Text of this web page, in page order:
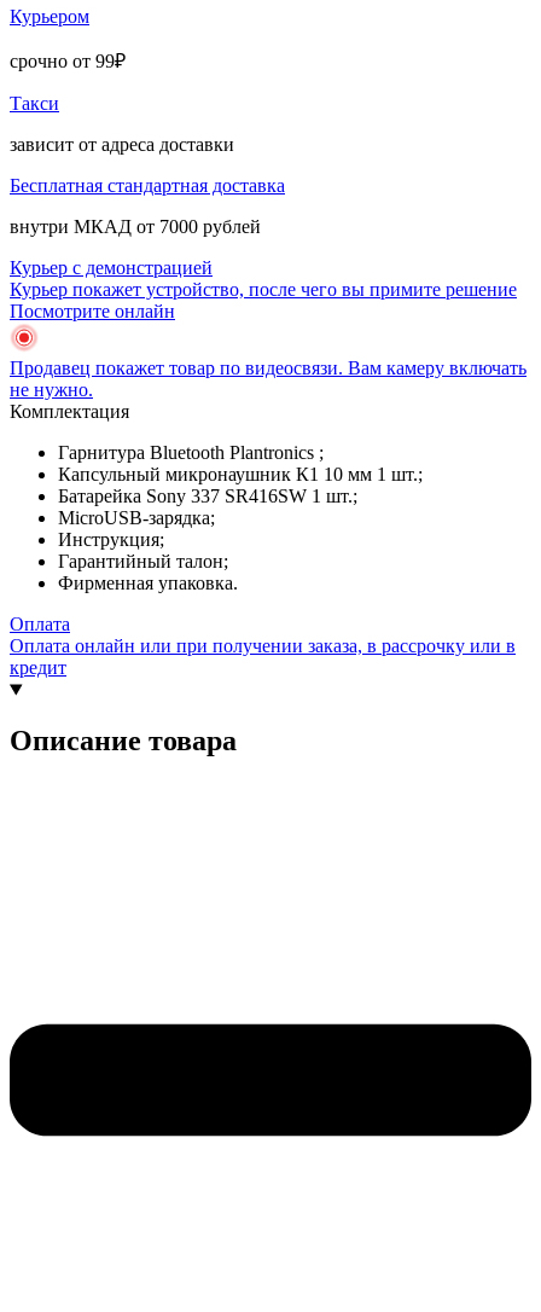
Курьером
срочно от 99₽
Такси
зависит от адреса доставки
Бесплатная стандартная доставка
внутри МКАД от 7000 рублей
Курьер с демонстрацией
Курьер покажет устройство, после чего вы примите решение
Посмотрите онлайн
Продавец покажет товар по видеосвязи. Вам камеру включать
не нужно.
Комплектация
Гарнитура Bluetooth Plantronics ;
Капсульный микронаушник К1 10 мм 1 шт.;
Батарейка Sony 337 SR416SW 1 шт.;
MicroUSB-зарядка;
Инструкция;
Гарантийный талон;
Фирменная упаковка.
Оплата
Оплата онлайн или при получении заказа, в рассрочку или в
кредит
Описание товара